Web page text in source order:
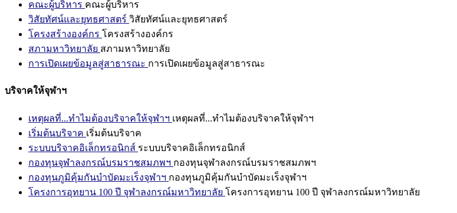
คณะผู้บริหาร คณะผู้บริหาร
วิสัยทัศน์และยุทธศาสตร์ วิสัยทัศน์และยุทธศาสตร์
โครงสร้างองค์กร โครงสร้างองค์กร
สภามหาวิทยาลัย สภามหาวิทยาลัย
การเปิดเผยข้อมูลสู่สาธารณะ การเปิดเผยข้อมูลสู่สาธารณะ
บริจาคให้จุฬาฯ
เหตุผลที่...ทำไมต้องบริจาคให้จุฬาฯ เหตุผลที่...ทำไมต้องบริจาคให้จุฬาฯ
เริ่มต้นบริจาค เริ่มต้นบริจาค
ระบบบริจาคอิเล็กทรอนิกส์ ระบบบริจาคอิเล็กทรอนิกส์
กองทุนจุฬาลงกรณ์บรมราชสมภพฯ กองทุนจุฬาลงกรณ์บรมราชสมภพฯ
กองทุนภูมิคุ้มกันบำบัดมะเร็งจุฬาฯ กองทุนภูมิคุ้มกันบำบัดมะเร็งจุฬาฯ
โครงการอุทยาน 100 ปี จุฬาลงกรณ์มหาวิทยาลัย โครงการอุทยาน 100 ปี จุฬาลงกรณ์มหาวิทยาลัย